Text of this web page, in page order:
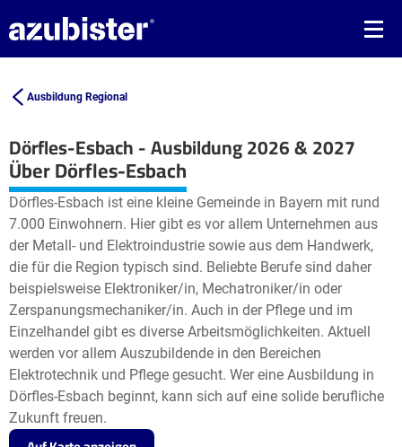
Ausbildung Regional
Dörfles-Esbach - Ausbildung 2026 & 2027
+
−
Leaflet| ©OpenStreetMap2contributors
Über Dörfles-Esbach
Dörfles-Esbach ist eine kleine Gemeinde in Bayern mit rund
7.000 Einwohnern. Hier gibt es vor allem Unternehmen aus
der Metall- und Elektroindustrie sowie aus dem Handwerk,
die für die Region typisch sind. Beliebte Berufe sind daher
beispielsweise Elektroniker/in, Mechatroniker/in oder
Zerspanungsmechaniker/in. Auch in der Pflege und im
Einzelhandel gibt es diverse Arbeitsmöglichkeiten. Aktuell
werden vor allem Auszubildende in den Bereichen
Elektrotechnik und Pflege gesucht. Wer eine Ausbildung in
Dörfles-Esbach beginnt, kann sich auf eine solide berufliche
Zukunft freuen.